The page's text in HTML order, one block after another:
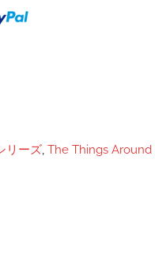
リーズ, The Things Around